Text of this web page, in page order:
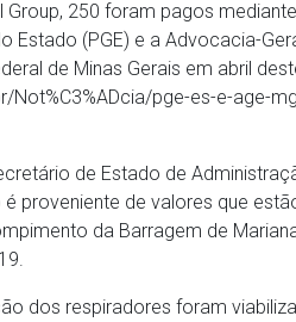
Group, 250 foram pagos
Estado (PGE) e a Advocacia-
de Minas Gerais em abril
Not%C3%ADcia/pge-es-e-age-
de Estado de
é proveniente de valores que
da Barragem de
dos respiradores foram